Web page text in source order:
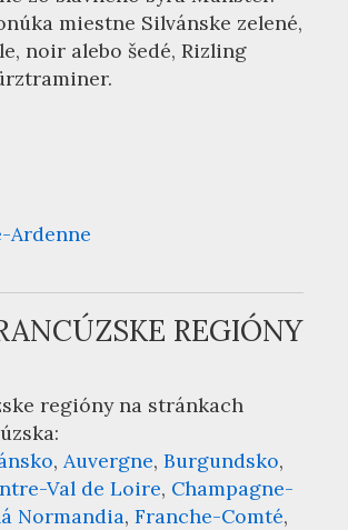
miestne Silvánske zelené,
noir alebo šedé, Rizling
Ardenne
REGIÓNY
regióny na stránkach
:
Auvergne Burgundsko
Val de Loire Champagne-
Normandia Franche-Comté